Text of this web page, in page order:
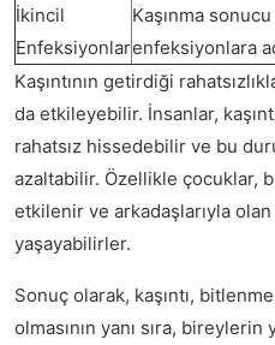
İkincil
Enfeksiyonlar
Kaşınma
enfeksiyonlara
Kaşıntının getirdiği
da etkileyebilir. İnsanlar,
rahatsız hissedebilir ve bu
azaltabilir. Özellikle çocuklar,
etkilenir ve arkadaşlarıyla
yaşayabilirler.
Sonuç olarak, kaşıntı,
olmasının yanı sıra,